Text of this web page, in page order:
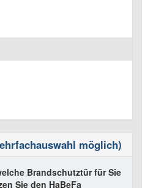
möglich)
Brandschutztür für Sie
Sie den HaBeFa